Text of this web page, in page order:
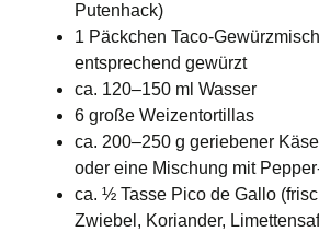
Putenhack)
1 Päckchen Taco-
entsprechend gewürzt
ca. 120–150 ml Wasser
6 große Weizentortillas
ca. 200–250 g geriebener
oder eine Mischung mit
ca. ½ Tasse Pico de Gallo
Zwiebel, Koriander,